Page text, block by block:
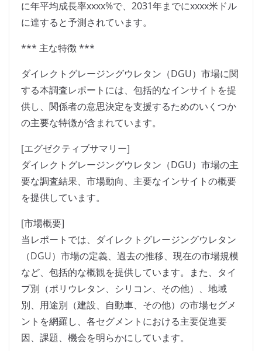
に年平均成長率xxxx%で、2031年までにxxxx米ドル
に達すると予測されています。
*** 主な特徴 ***
ダイレクトグレージングウレタン（DGU）市場に関
する本調査レポートには、包括的なインサイトを提
供し、関係者の意思決定を支援するためのいくつか
の主要な特徴が含まれています。
[エグゼクティブサマリー]
ダイレクトグレージングウレタン（DGU）市場の主
要な調査結果、市場動向、主要なインサイトの概要
を提供しています。
[市場概要]
当レポートでは、ダイレクトグレージングウレタン
（DGU）市場の定義、過去の推移、現在の市場規模
など、包括的な概観を提供しています。また、タイ
プ別（ポリウレタン、シリコン、その他）、地域
別、用途別（建設、自動車、その他）の市場セグメ
ントを網羅し、各セグメントにおける主要促進要
因、課題、機会を明らかにしています。